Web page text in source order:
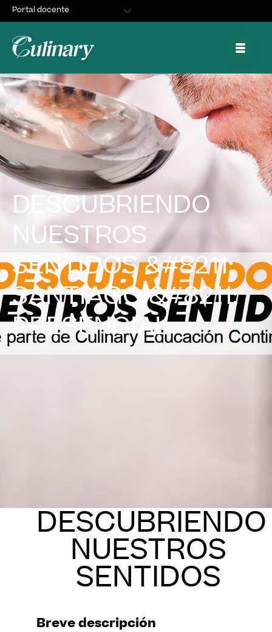
Portal docente
Portal de trabajo y prácticas
DESCUBRIENDO
NUESTROS
SENTIDOS &#8211;
SANTIAGO &#8211;
PRESENCIAL
DESCUBRIENDO
NUESTROS
SENTIDOS
Breve descripción